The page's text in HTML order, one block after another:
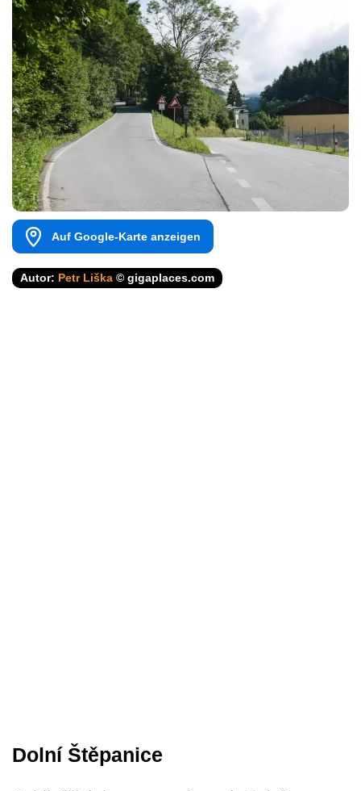
Auf Google-Karte anzeigen
Autor: Petr Liška © gigaplaces.com
Dolní Štěpanice